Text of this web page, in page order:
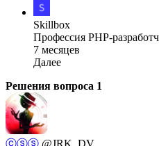
Skillbox
Профессия PHP-
7 месяцев
Далее
Решения вопроса 1